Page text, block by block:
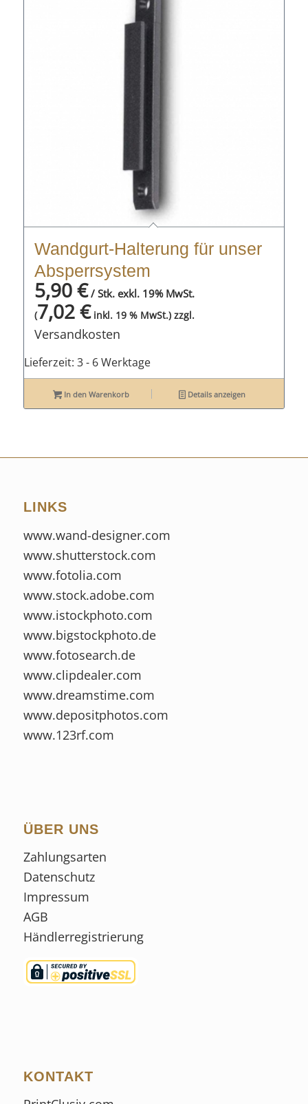
Wandgurt-Halterung für unser
Absperrsystem
5,90€/ Stk. exkl. 19% MwSt.
(7,02€inkl. 19 % MwSt.) zzgl.
Versandkosten
Lieferzeit: 3 - 6 Werktage
In den Warenkorb Details anzeigen
LINKS
www.wand-designer.com
www.shutterstock.com
www.fotolia.com
www.stock.adobe.com
www.istockphoto.com
www.bigstockphoto.de
www.fotosearch.de
www.clipdealer.com
www.dreamstime.com
www.depositphotos.com
www.123rf.com
ÜBER UNS
Zahlungsarten
Datenschutz
Impressum
AGB
Händlerregistrierung
KONTAKT